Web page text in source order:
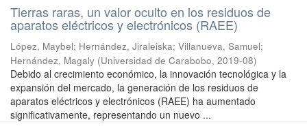
Tierras raras, un valor oculto en los residuos de
aparatos eléctricos y electrónicos (RAEE)
López, Maybel; Hernández, Jiraleiska; Villanueva, Samuel;
Hernández, Magaly (Universidad de Carabobo, 2019-08)
Debido al crecimiento económico, la innovación tecnológica y la
expansión del mercado, la generación de los residuos de
aparatos eléctricos y electrónicos (RAEE) ha aumentado
significativamente, representando un nuevo ...